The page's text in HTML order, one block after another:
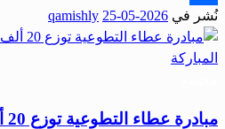
Share
نُشر في 2026-05-25
qamishly